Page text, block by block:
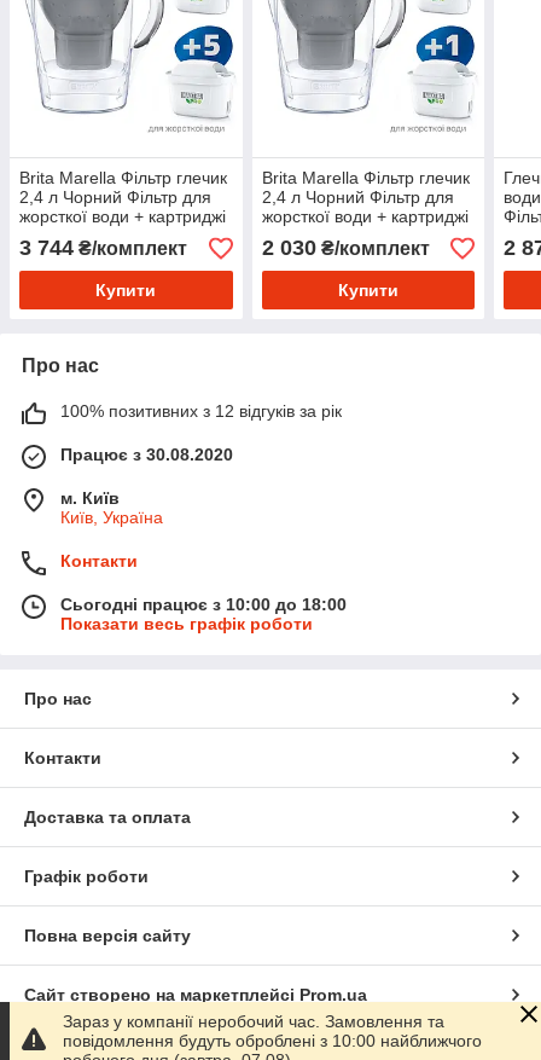
Brita Marella Фільтр глечик
2,4 л Чорний Фільтр для
жорсткої води + картриджі
6 шт
3 744 ₴/комплект
Купити
Brita Marella Фільтр глечик
2,4 л Чорний Фільтр для
жорсткої води + картриджі
2 шт
2 030₴/комплект
Купити
4 шт
2
Про нас
100% позитивних з 12 відгуків за рік
Працює з 30.08.2020
м. Київ
Київ, Україна
Контакти
Сьогодні працює з 10:00 до 18:00
Показати весь графік роботи
Про нас
Контакти
Доставка та оплата
Графік роботи
Повна версія сайту
Сайт створено на маркетплейсі Prom.ua
Політика конфіденційності
Зараз у компанії неробочий час. Замовлення та
повідомлення будуть оброблені з 10:00 найближчого